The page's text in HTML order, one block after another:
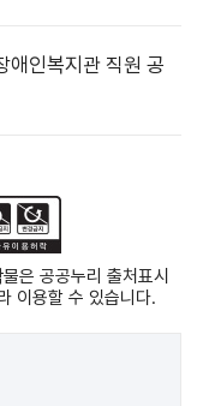
애인복지관 직원 공
은 공공누리 출처표시
이용할 수 있습니다.